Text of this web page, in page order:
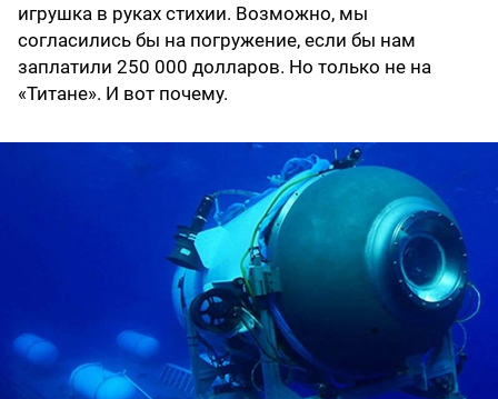
игрушка в руках стихии. Возможно, мы
согласились бы на погружение, если бы нам
заплатили 250 000 долларов. Но только не на
«Титане». И вот почему.